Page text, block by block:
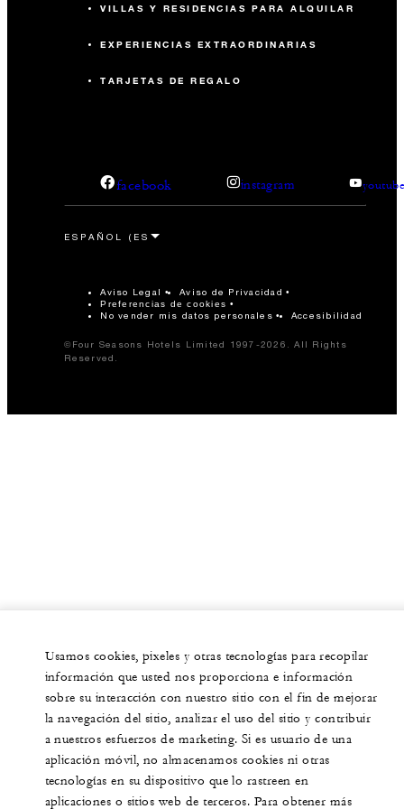
VILLAS Y RESIDENCIAS PARA ALQUILAR
EXPERIENCIAS EXTRAORDINARIAS
TARJETAS DE REGALO
facebook instagram
Aviso Legal Aviso de Privacidad
Preferencias de cookies
No vender mis datos personales Accesibilidad
©Four Seasons Hotels Limited 1997-2026. All Rights
Reserved.
Usamos cookies, pixeles y otras tecnologías para recopilar
información que usted nos proporciona e información
sobre su interacción con nuestro sitio con el fin de mejorar
la navegación del sitio, analizar el uso del sitio y contribuir
a nuestros esfuerzos de marketing. Si es usuario de una
aplicación móvil, no almacenamos cookies ni otras
tecnologías en su dispositivo que lo rastreen en
aplicaciones o sitios web de terceros. Para obtener más